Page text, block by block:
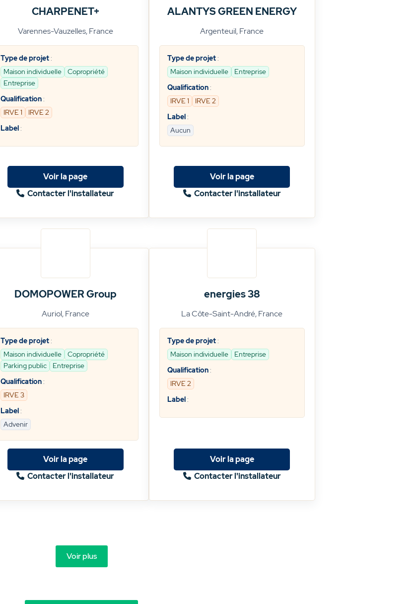
CHARPENET+
Varennes-Vauzelles, France
Type de projet:
Maison individuelle
Copropriété
Entreprise
Qualification:
IRVE 1
IRVE 2
Label:
Voir la page
Contacter l'installateur
ALANTYS GREEN ENERGY
Argenteuil, France
Type de projet:
Maison individuelle
Entreprise
Qualification:
IRVE 1
IRVE 2
Label:
Aucun
Voir la page
Contacter l'installateur
DOMOPOWER Group
Auriol, France
Type de projet:
Maison individuelle
Copropriété
Parking public
Entreprise
Qualification:
IRVE 3
Label:
Advenir
Voir la page
Contacter l'installateur
energies 38
La Côte-Saint-André, France
Type de projet:
Maison individuelle
Entreprise
Qualification:
IRVE 2
Label:
Voir la page
Contacter l'installateur
Voir plus